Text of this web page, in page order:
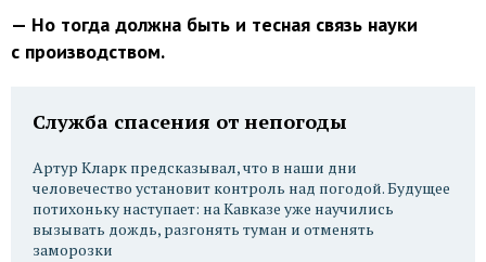
— Но тогда должна быть и тесная связь науки
с производством.
Служба спасения от непогоды
Артур Кларк предсказывал, что в наши дни
человечество установит контроль над погодой. Будущее
потихоньку наступает: на Кавказе уже научились
вызывать дождь, разгонять туман и отменять
заморозки